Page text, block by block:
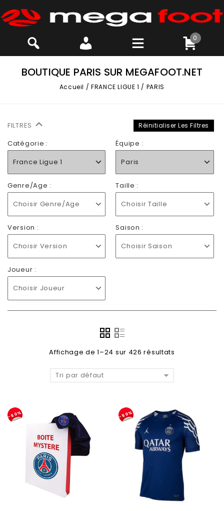
0
BOUTIQUE PARIS SUR MEGAFOOT.NET
Accueil /FRANCE LIGUE 1 / PARIS
FILTRES Réinitialiser Les Filtres
Catégorie :
France Ligue 1
Équipe :
Paris
Genre/Age :
Choisir Genre/Age
Taille :
Choisir Taille
Version :
Choisir Version
Saison :
Choisir Saison
Joueur :
Choisir Joueur
Affichage de 1–24 sur 426 résultats
Tri par défaut
-50% -50%